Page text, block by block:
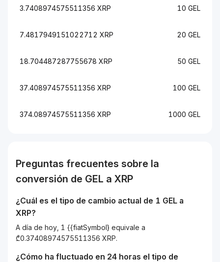
3.7408974575511356 XRP 10 GEL
7.4817949151022712 XRP 20 GEL
18.704487287755678 XRP 50 GEL
37.408974575511356 XRP 100 GEL
374.08974575511356 XRP 1000 GEL
Preguntas frecuentes sobre la
conversión de GEL a XRP
¿Cuál es el tipo de cambio actual de 1 GEL a
XRP?
A día de hoy, 1 {{fiatSymbol} equivale a
₾0.37408974575511356 XRP.
¿Cómo ha fluctuado en 24 horas el tipo de